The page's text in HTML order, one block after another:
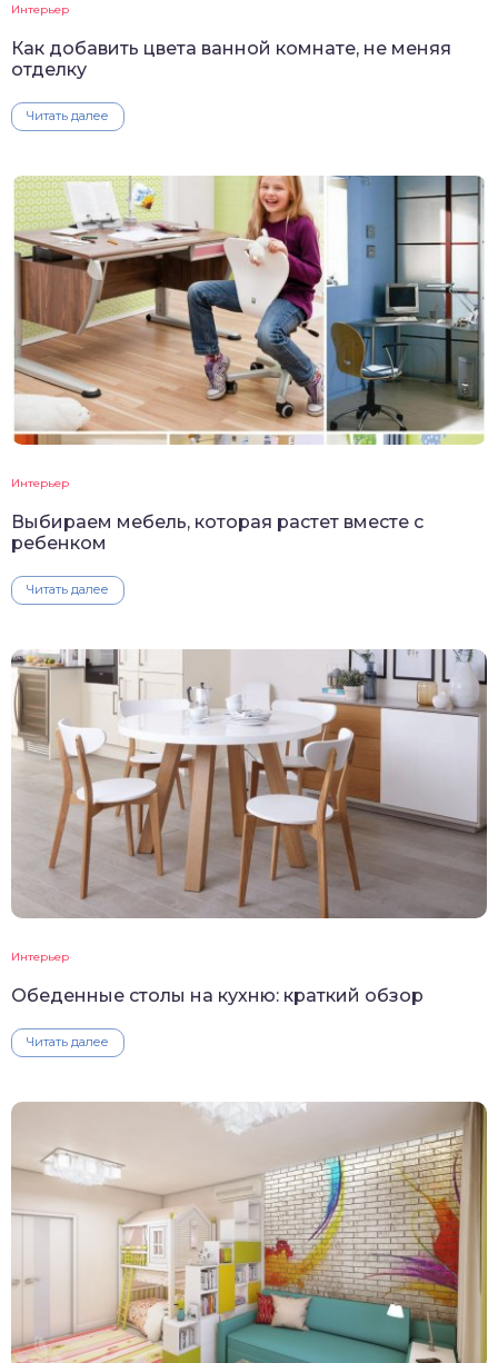
Интерьер
Как добавить цвета ванной комнате, не меняя
отделку
Читать далее
Интерьер
Выбираем мебель, которая растет вместе с
ребенком
Читать далее
Интерьер
Обеденные столы на кухню: краткий обзор
Читать далее